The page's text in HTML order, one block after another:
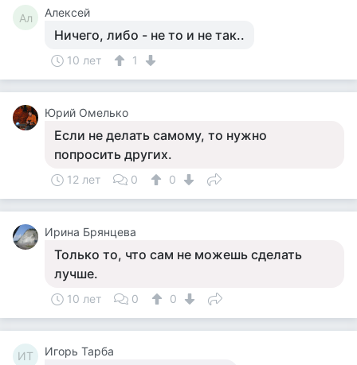
Ал Алексей
Ничего, либо - не то и не так..
10 лет 1
Юрий Омелько
Если не делать самому, то нужно
попросить других.
12 лет 0 0
Ирина Брянцева
Только то, что сам не можешь сделать
лучше.
10 лет 0 0
ИТ Игорь Тарба